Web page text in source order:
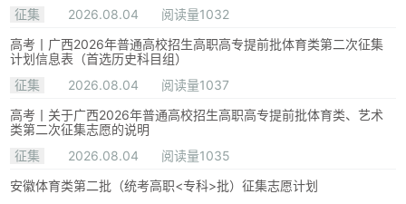
征集
2026.08.04
阅读量1032
高考丨广西2026年普通高校招生高职高专提前批体育类第二次征集
计划信息表（首选历史科目组）
征集
2026.08.04
阅读量1037
高考丨关于广西2026年普通高校招生高职高专提前批体育类、艺术
类第二次征集志愿的说明
征集
2026.08.04
阅读量1035
安徽体育类第二批（统考高职<专科>批）征集志愿计划